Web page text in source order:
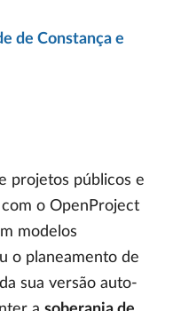
de Constança e
projetos públicos e
o OpenProject
modelos
o planeamento de
sua versão auto-